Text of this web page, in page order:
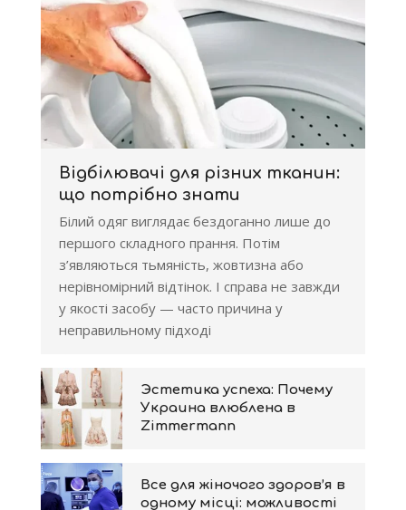
Відбілювачі для різних тканин:
що потрібно знати
Білий одяг виглядає бездоганно лише до
першого складного прання. Потім
з’являються тьмяність, жовтизна або
нерівномірний відтінок. І справа не завжди
у якості засобу — часто причина у
неправильному підході
Эстетика успеха: Почему
Украина влюблена в
Zimmermann
Все для жіночого здоров’я в
одному місці: можливості